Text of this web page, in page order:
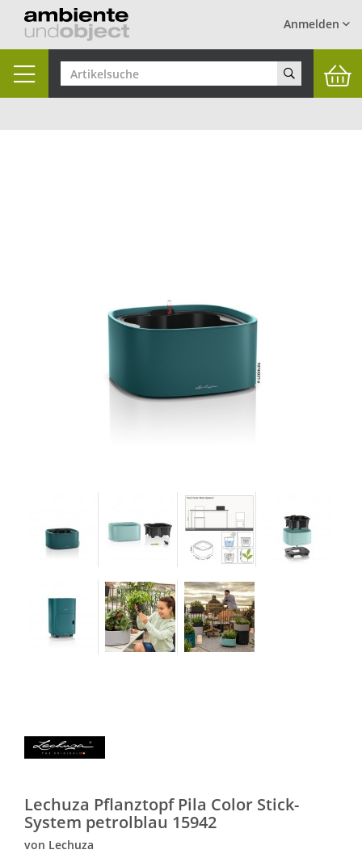
Anmelden
Toggle
navigation
Lechuza Pflanztopf Pila Color Stick-
System petrolblau 15942
von Lechuza